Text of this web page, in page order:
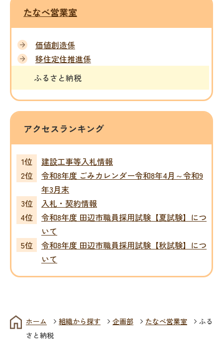
たなべ営業室
価値創造係
移住定住推進係
ふるさと納税
アクセスランキング
建設工事等入札情報
令和8年度 ごみカレンダー令和8年4月～令和9
年3月末
入札・契約情報
令和8年度 田辺市職員採用試験【夏試験】につ
いて
令和8年度 田辺市職員採用試験【秋試験】につ
いて
ホーム 組織から探す 企画部 たなべ営業室
ふる
さと納税